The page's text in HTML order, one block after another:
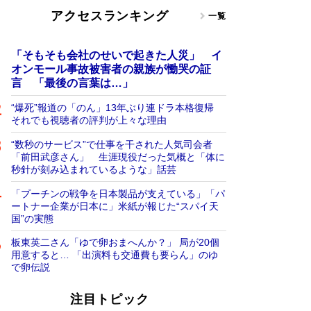
アクセスランキング 一覧
「そもそも会社のせいで起きた人災」 イ
オンモール事故被害者の親族が慟哭の証
言 「最後の言葉は…」
“爆死”報道の「のん」13年ぶり連ドラ本格復帰
それでも視聴者の評判が上々な理由
“数秒のサービス”で仕事を干された人気司会者
「前田武彦さん」 生涯現役だった気概と「体に
秒針が刻み込まれているような」話芸
「プーチンの戦争を日本製品が支えている」「パ
ートナー企業が日本に」米紙が報じた“スパイ天
国”の実態
板東英二さん「ゆで卵おまへんか？」 局が20個
用意すると… 「出演料も交通費も要らん」のゆ
で卵伝説
注目トピック